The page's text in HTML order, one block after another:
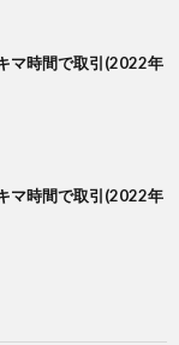
マ時間で取引(2022年
マ時間で取引(2022年